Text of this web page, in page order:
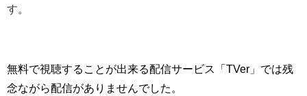
す。
無料で視聴することが出来る配信サービス「TVer」では残
念ながら配信がありませんでした。